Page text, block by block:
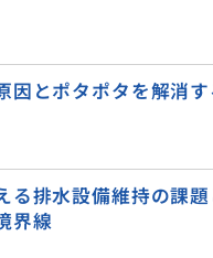
因とポタポタを解消
る排水設備維持の課
界線